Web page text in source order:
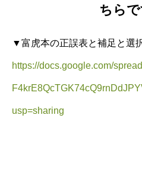
ちらで
▼富虎本の正誤表と補足と選
https://docs.google.com/
usp=sharing